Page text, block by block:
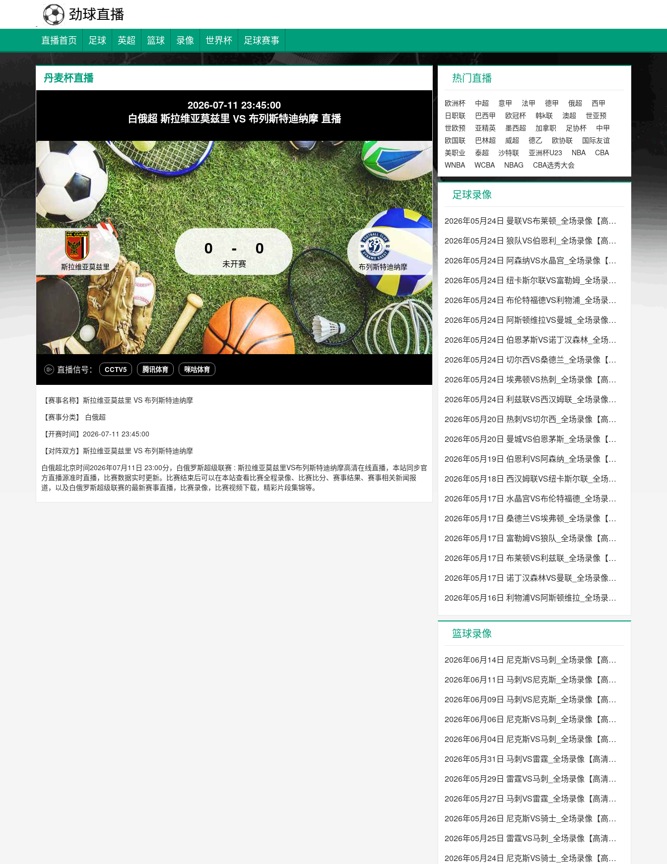
直播首页 足球 英超 篮球 录像 世界杯 足球赛事
丹麦杯直播
2026-07-11 23:45:00
白俄超 斯拉维亚莫兹里 VS 布列斯特迪纳摩 直播
斯拉维亚莫兹里
0 - 0
布列斯特迪纳摩
未开赛
直播信号： CCTV5 腾讯体育 咪咕体育
【赛事名称】斯拉维亚莫兹里 VS 布列斯特迪纳摩
【赛事分类】 白俄超
【开赛时间】2026-07-11 23:45:00
【对阵双方】斯拉维亚莫兹里 VS 布列斯特迪纳摩
白俄超北京时间2026年07月11日 23:00分，白俄罗斯超级联赛 : 斯拉维亚莫兹里VS布列斯特迪纳摩高清在线直播，本站同步官
方直播源准时直播，比赛数据实时更新。比赛结束后可以在本站查看比赛全程录像、比赛比分、赛事结果、赛事相关新闻报
道，以及白俄罗斯超级联赛的最新赛事直播，比赛录像，比赛视频下载，精彩片段集锦等。
热门直播
欧洲杯 中超 意甲 法甲 德甲 俄超
西甲
日职联
巴西甲 欧冠杯 韩k联 澳超
世亚预
世欧预
亚精英 墨西超 加拿职 足协杯
中甲
欧国联
巴林超 威超 德乙 欧协联
国际友谊
美职业
泰超 沙特联 亚洲杯U23 NBA
CBA
WNBA
WCBA NBAG CBA选秀大会
足球录像
2026年05月24日 曼联VS布莱顿_全场录像【高清回放】
2026年05月24日 狼队VS伯恩利_全场录像【高清回放】
2026年05月24日 阿森纳VS水晶宫_全场录像【高清回放】
2026年05月24日 纽卡斯尔联VS富勒姆_全场录像【高清回放】
2026年05月24日 布伦特福德VS利物浦_全场录像【高清回放】
2026年05月24日 阿斯顿维拉VS曼城_全场录像【高清回放】
2026年05月24日 伯恩茅斯VS诺丁汉森林_全场录像【高清回放】
2026年05月24日 切尔西VS桑德兰_全场录像【高清回放】
2026年05月24日 埃弗顿VS热刺_全场录像【高清回放】
2026年05月24日 利兹联VS西汉姆联_全场录像【高清回放】
2026年05月20日 热刺VS切尔西_全场录像【高清回放】
2026年05月20日 曼城VS伯恩茅斯_全场录像【高清回放】
2026年05月19日 伯恩利VS阿森纳_全场录像【高清回放】
2026年05月18日 西汉姆联VS纽卡斯尔联_全场录像【高清回放】
2026年05月17日 水晶宫VS布伦特福德_全场录像【高清回放】
2026年05月17日 桑德兰VS埃弗顿_全场录像【高清回放】
2026年05月17日 富勒姆VS狼队_全场录像【高清回放】
2026年05月17日 布莱顿VS利兹联_全场录像【高清回放】
2026年05月17日 诺丁汉森林VS曼联_全场录像【高清回放】
2026年05月16日 利物浦VS阿斯顿维拉_全场录像【高清回放】
篮球录像
2026年06月14日 尼克斯VS马刺_全场录像【高清回放】
2026年06月11日 马刺VS尼克斯_全场录像【高清回放】
2026年06月09日 马刺VS尼克斯_全场录像【高清回放】
2026年06月06日 尼克斯VS马刺_全场录像【高清回放】
2026年06月04日 尼克斯VS马刺_全场录像【高清回放】
2026年05月31日 马刺VS雷霆_全场录像【高清回放】
2026年05月29日 雷霆VS马刺_全场录像【高清回放】
2026年05月27日 马刺VS雷霆_全场录像【高清回放】
2026年05月26日 尼克斯VS骑士_全场录像【高清回放】
2026年05月25日 雷霆VS马刺_全场录像【高清回放】
2026年05月24日 尼克斯VS骑士_全场录像【高清回放】